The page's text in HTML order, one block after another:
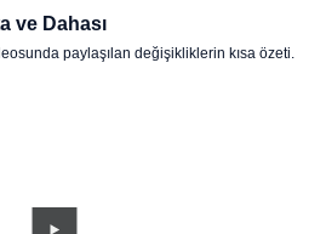
ve Dahası
paylaşılan değişikliklerin kısa özeti.